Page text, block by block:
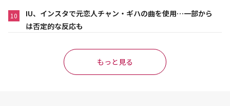
10
IU、インスタで元恋人チャン・ギハの曲を使用…一部から
は否定的な反応も
もっと見る